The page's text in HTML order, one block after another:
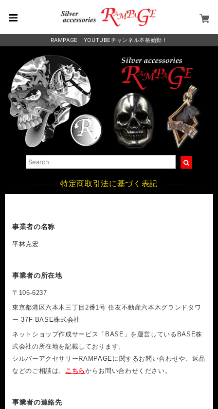
RAMPAGE YOUTUBEチャンネル本格始動！
特定商取引法に基づく表記
事業者の名称
平林克宏
事業者の所在地
〒106-6237
東京都港区六本木三丁目2番1号 住友不動産六本木グランドタワ
ー 37F BASE株式会社
ネットショップ作成サービス「BASE」を運営しているBASE株
式会社の所在地を記載しております。
シルバーアクセサリーRAMPAGEに関するお問い合わせや、返品
などのご相談は、 こちらからお問い合わせください。
事業者の連絡先